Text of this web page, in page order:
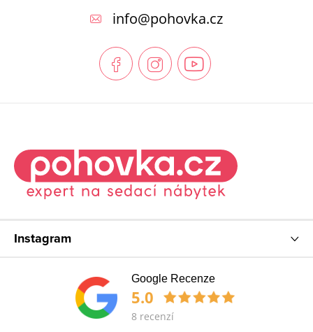
info@pohovka.cz
Instagram
Google Recenze
5.0
8 recenzí